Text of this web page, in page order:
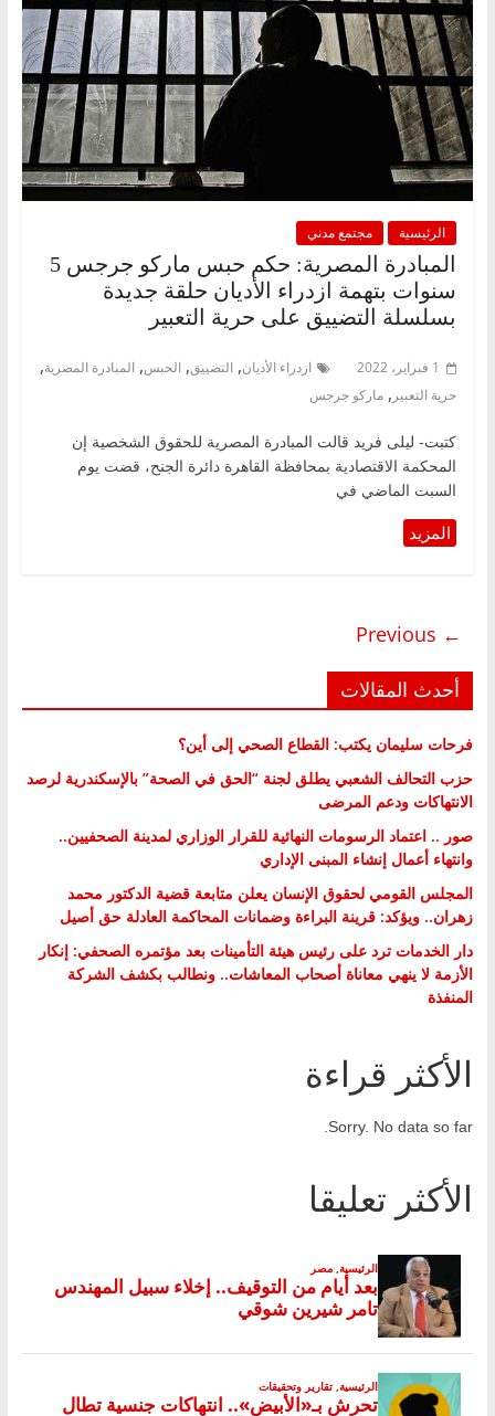
الرئيسية مجتمع مدني
المبادرة المصرية: حكم حبس ماركو جرجس 5
سنوات بتهمة ازدراء الأديان حلقة جديدة
بسلسلة التضييق على حرية التعبير
1 فبراير، 2022 ازدراء الأديان, التضييق, الحبس, المبادرة المصرية,
حرية التعبير , ماركو جرجس
كتبت- ليلى فريد قالت المبادرة المصرية للحقوق الشخصية إن
المحكمة الاقتصادية بمحافظة القاهرة دائرة الجنح، قضت يوم
السبت الماضي في
← Previous
أحدث المقالات
فرحات سليمان يكتب: القطاع الصحي إلى أين؟
حزب التحالف الشعبي يطلق لجنة “الحق في الصحة” بالإسكندرية لرصد
الانتهاكات ودعم المرضى
صور .. اعتماد الرسومات النهائية للقرار الوزاري لمدينة الصحفيين..
وانتهاء أعمال إنشاء المبنى الإداري
المجلس القومي لحقوق الإنسان يعلن متابعة قضية الدكتور محمد
زهران.. ويؤكد: قرينة البراءة وضمانات المحاكمة العادلة حق أصيل
دار الخدمات ترد على رئيس هيئة التأمينات بعد مؤتمره الصحفي: إنكار
الأزمة لا ينهي معاناة أصحاب المعاشات.. ونطالب بكشف الشركة
المنفذة
الأكثر قراءة
Sorry. No data so far.
الأكثر تعليقا